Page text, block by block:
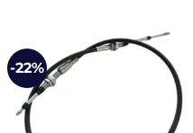
-22%